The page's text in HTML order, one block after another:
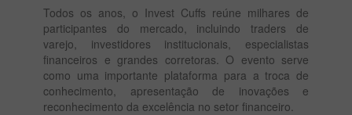
Todos os anos, o Invest Cuffs reúne milhares de
participantes do mercado, incluindo traders de
varejo, investidores institucionais, especialistas
financeiros e grandes corretoras. O evento serve
como uma importante plataforma para a troca de
conhecimento, apresentação de inovações e
reconhecimento da excelência no setor financeiro.